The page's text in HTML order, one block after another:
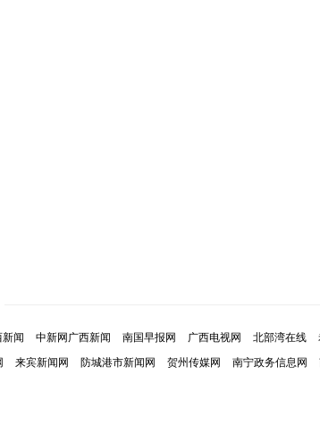
闻 中新网广西新闻 南国早报网 广西电视网 北部湾在线
来宾新闻网 防城港市新闻网 贺州传媒网 南宁政务信息网